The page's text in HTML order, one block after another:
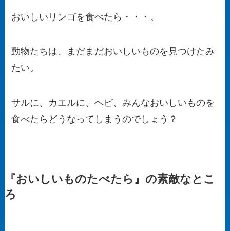
おいしいリンゴを食べたら・・・。
動物たちは、まだまだおいしいものを見つけたみ
たい。
サルに、カエルに、ヘビ、みんなおいしいものを
食べたらどうなってしまうのでしょう？
『おいしいものたべたら』の素敵なとこ
ろ